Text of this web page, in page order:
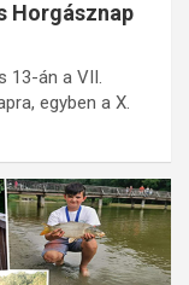
Horgásznap
13-án a VII.
egyben a X.